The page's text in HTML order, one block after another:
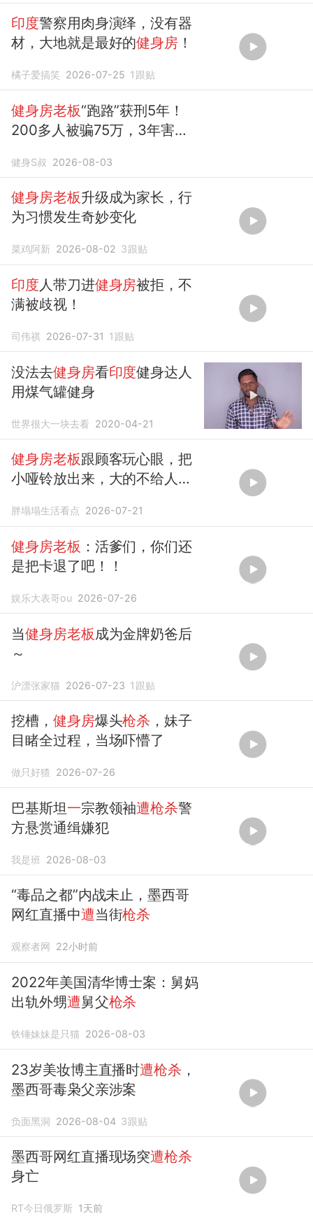
印度警察用肉身演绎，没有器
材，大地就是最好的健身房！
橘子爱搞笑 2026-07-25 1 跟贴
健身房老板“跑路”获刑5年！
200多人被骗75万，3年害了7
健身S叔 2026-08-03
健身房老板升级成为家长，行
为习惯发生奇妙变化
菜鸡阿新 2026-08-02 3跟贴
印度人带刀进健身房被拒，不
满被歧视！
司伟祺 2026-07-31 1 跟贴
没法去健身房看印度健身达人
用煤气罐健身
世界很大一块去看 2020-04-21
健身房老板跟顾客玩心眼，把
小哑铃放出来，大的不给人
胖塌塌生活看点 2026-07-21
健身房老板 ：活爹们，你们还
是把卡退了吧！！
娱乐大表哥ou 2026-07-26
当健身房老板成为金牌奶爸后
～
沪漂张家猫 2026-07-23 1 跟贴
挖槽，健身房爆头枪杀 ，妹子
目睹全过程，当场吓懵了
做只好猹 2026-07-26
巴基斯坦一宗教领袖遭枪杀警
方悬赏通缉嫌犯
我是班 2026-08-03
“毒品之都”内战未止，墨西哥
网红直播中遭当街枪杀
观察者网 22小时前
2022年美国清华博士案：舅妈
出轨外甥遭舅父枪杀
铁锤妹妹是只猫 2026-08-03
23岁美妆博主直播时遭枪杀，
墨西哥毒枭父亲涉案
负面黑洞 2026-08-04 3跟贴
墨西哥网红直播现场突遭枪杀
身亡
RT今日俄罗斯 1天前